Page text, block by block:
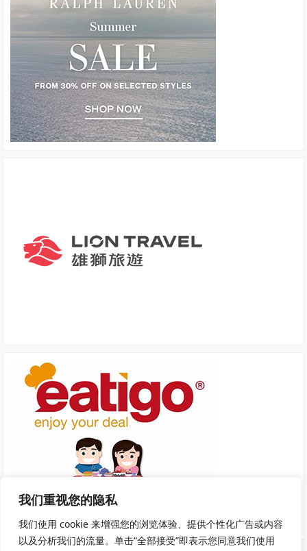
我们重视您的隐私
我们使用 cookie 来增强您的浏览体验、提供个性化广告或内容
以及分析我们的流量。单击“全部接受”即表示您同意我们使用